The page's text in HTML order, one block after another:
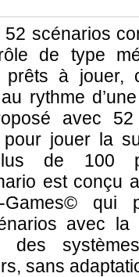
scénarios
de type
prêts à jouer,
rythme
avec 52
pour jouer la
de 100
est conçu
Games© qui
avec la
des
sans